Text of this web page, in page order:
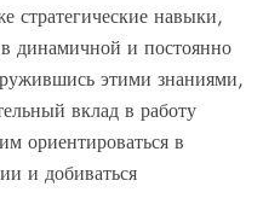
стратегические навыки,
динамичной и постоянно
этими знаниями,
вклад в работу
ориентироваться в
и добиваться